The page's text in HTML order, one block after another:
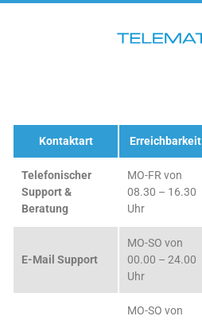
Kontaktart Erreichbarkeit
Telefonischer
Support &
Beratung
MO-FR von
08.30 – 16.30
Uhr
E-Mail Support
MO-SO von
00.00 – 24.00
Uhr
MO-SO von